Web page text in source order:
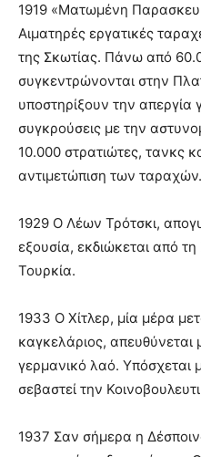
1919 «Ματωμένη
Αιματηρές εργατικές
της Σκωτίας. Πάνω από
συγκεντρώνονται στην
υποστηρίξουν την
συγκρούσεις με την
10.000 στρατιώτες, τανκς
αντιμετώπιση των ταραχών.
1929 Ο Λέων Τρότσκι,
εξουσία, εκδιώκεται από
Τουρκία.
1933 Ο Χίτλερ, μία μέρα
καγκελάριος,
γερμανικό λαό. Υπόσχεται
σεβαστεί την
1937 Σαν σήμερα η